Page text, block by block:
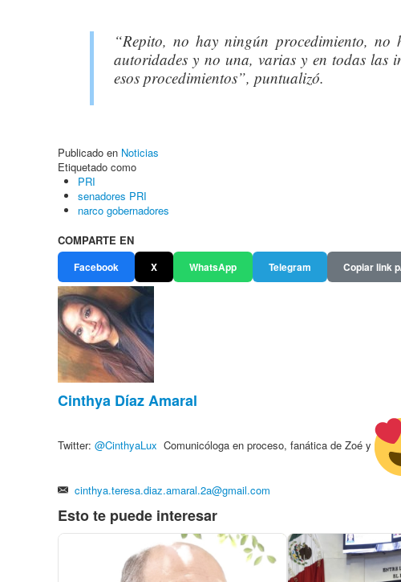
“Repito, no hay ningún procedimiento,
autoridades y no una, varias y en todas las
esos procedimientos”, puntualizó.
Publicado en Noticias
Etiquetado como
PRI
senadores PRI
narco gobernadores
COMPARTE EN
Facebook X WhatsApp Telegram Copiar link
Cinthya Díaz Amaral
Twitter: @CinthyaLux Comunicóloga en proceso, fanática de Zoé y
cinthya.teresa.diaz.amaral.2a@gmail.com
Esto te puede interesar